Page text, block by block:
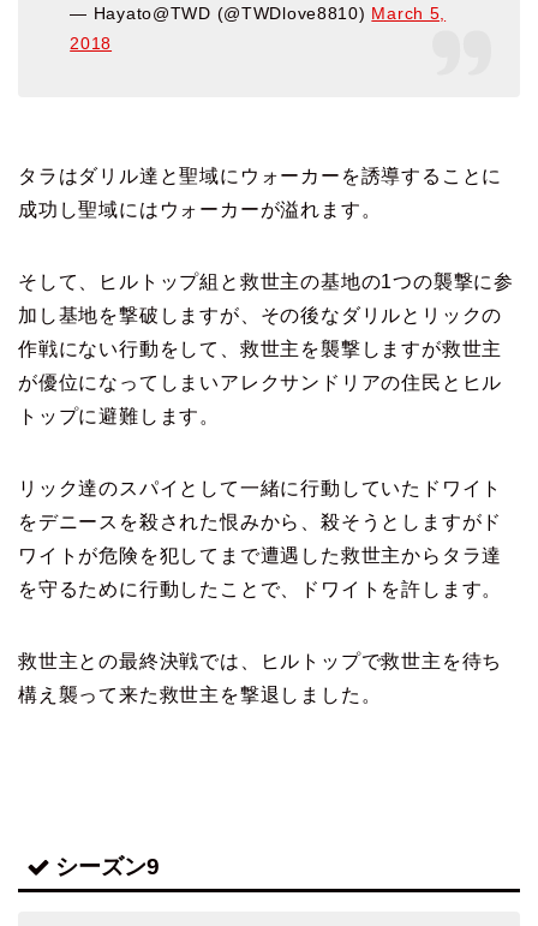
— Hayato@TWD (@TWDlove8810) March 5,
2018
タラはダリル達と聖域にウォーカーを誘導することに
成功し聖域にはウォーカーが溢れます。
そして、ヒルトップ組と救世主の基地の1つの襲撃に参
加し基地を撃破しますが、その後なダリルとリックの
作戦にない行動をして、救世主を襲撃しますが救世主
が優位になってしまいアレクサンドリアの住民と ヒル
トップに避難します。
リック達のスパイとして一緒に行動していたドワイト
をデニースを殺された恨みから、殺そうとしますが ド
ワイトが危険を犯してまで遭遇した救世主からタラ達
を守るために行動したことで、ドワイトを許します。
救世主との最終決戦では、ヒルトップで救世主を待ち
構え 襲って来た救世主を撃退しました。
シーズン9